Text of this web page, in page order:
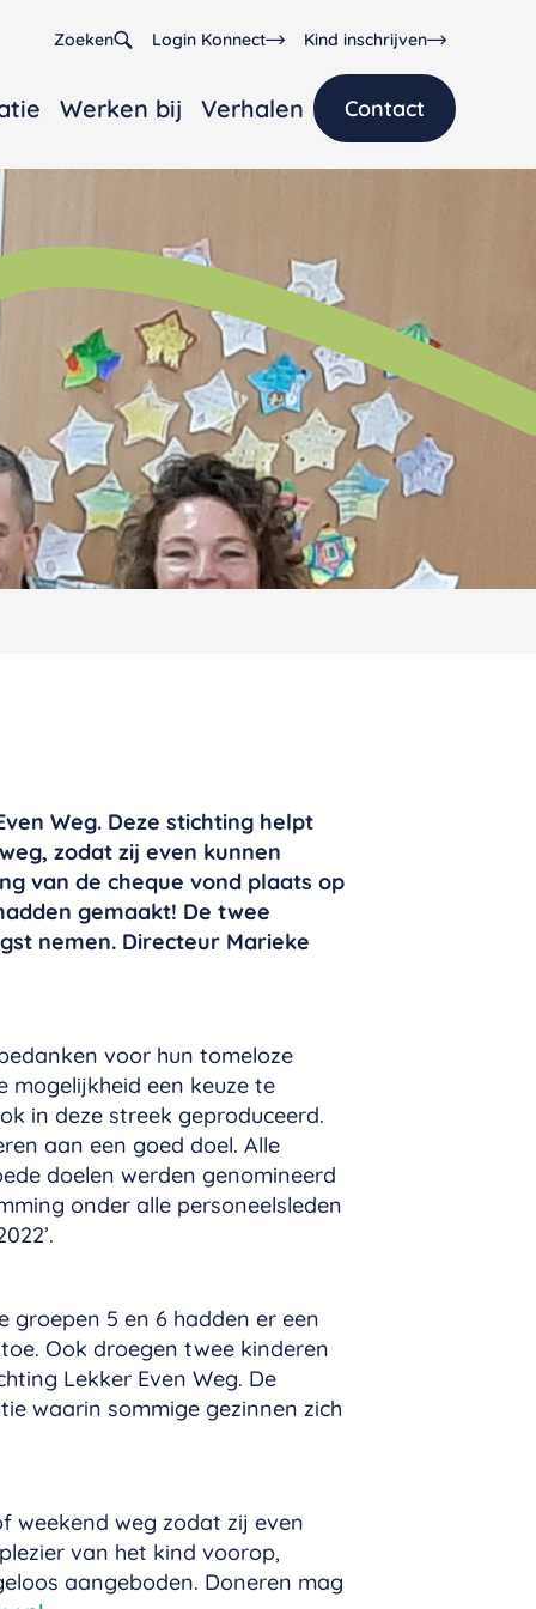
Werken bij Verhalen Contact
Zoeken Login Konnect Kind inschrijven
Weg. Deze stichting helpt
zodat zij even kunnen
van de cheque vond plaats op
gemaakt! De twee
nemen. Directeur Marieke
voor hun tomeloze
mogelijkheid een keuze te
in deze streek geproduceerd.
aan een goed doel. Alle
doelen werden genomineerd
onder alle personeelsleden
groepen 5 en 6 hadden er een
Ook droegen twee kinderen
Lekker Even Weg. De
waarin sommige gezinnen zich
weekend weg zodat zij even
van het kind voorop,
aangeboden. Doneren mag